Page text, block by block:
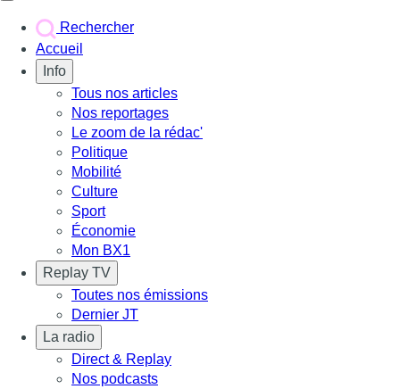
Rechercher
Accueil
Info
Tous nos articles
Nos reportages
Le zoom de la rédac'
Politique
Mobilité
Culture
Sport
Économie
Mon BX1
Replay TV
Toutes nos émissions
Dernier JT
La radio
Direct & Replay
Nos podcasts